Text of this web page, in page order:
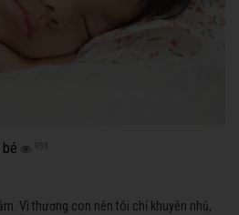
933
Vì thương con nên tôi chỉ khuyên nhủ,